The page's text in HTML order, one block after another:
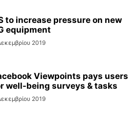
to increase pressure on new
equipment
2019
Viewpoints pays users
well-being surveys & tasks
2019